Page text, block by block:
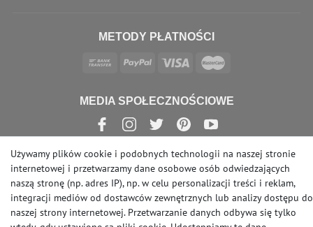
METODY PŁATNOŚCI
MEDIA SPOŁECZNOŚCIOWE
© Copyright 2026 | e-Delux GmbH
Używamy plików cookie i podobnych technologii na naszej stronie
internetowej i przetwarzamy dane osobowe osób odwiedzających
naszą stronę (np. adres IP), np. w celu personalizacji treści i reklam,
integracji mediów od dostawców zewnętrznych lub analizy dostępu do
naszej strony internetowej. Przetwarzanie danych odbywa się tylko